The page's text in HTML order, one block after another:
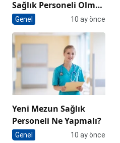
Sağlık Personeli Olmak
Artıları ve Eksileri
Genel 10 ay önce
Yeni Mezun Sağlık
Personeli Ne Yapmalı?
Genel 10 ay önce